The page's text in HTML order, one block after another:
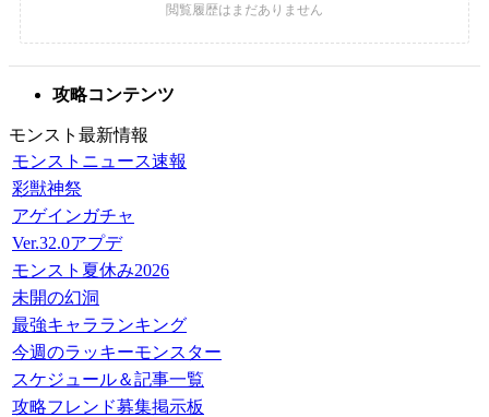
攻略コンテンツ
モンスト最新情報
モンストニュース速報
彩獣神祭
アゲインガチャ
Ver.32.0アプデ
モンスト夏休み2026
未開の幻洞
最強キャラランキング
今週のラッキーモンスター
スケジュール＆記事一覧
攻略フレンド募集掲示板